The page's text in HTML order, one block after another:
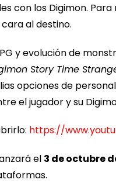
con los Digimon.
al destino.
y evolución de
Story Time
opciones de
el jugador y su
https://
el 3 de octubre